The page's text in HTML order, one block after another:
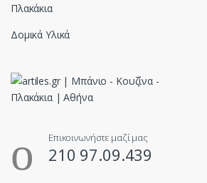
Πλακάκια
Δομικά Υλικά
Επικοινωνήστε μαζί μας
210 97.09.439